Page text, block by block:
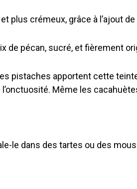
plus crémeux, grâce à l’ajout
de pécan, sucré, et fièrement
pistaches apportent cette
Même les
le dans des tartes ou des